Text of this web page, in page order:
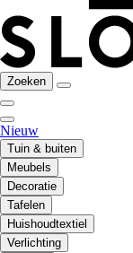
Zoeken
Nieuw
Tuin & buiten
Meubels
Decoratie
Tafelen
Huishoudtextiel
Verlichting